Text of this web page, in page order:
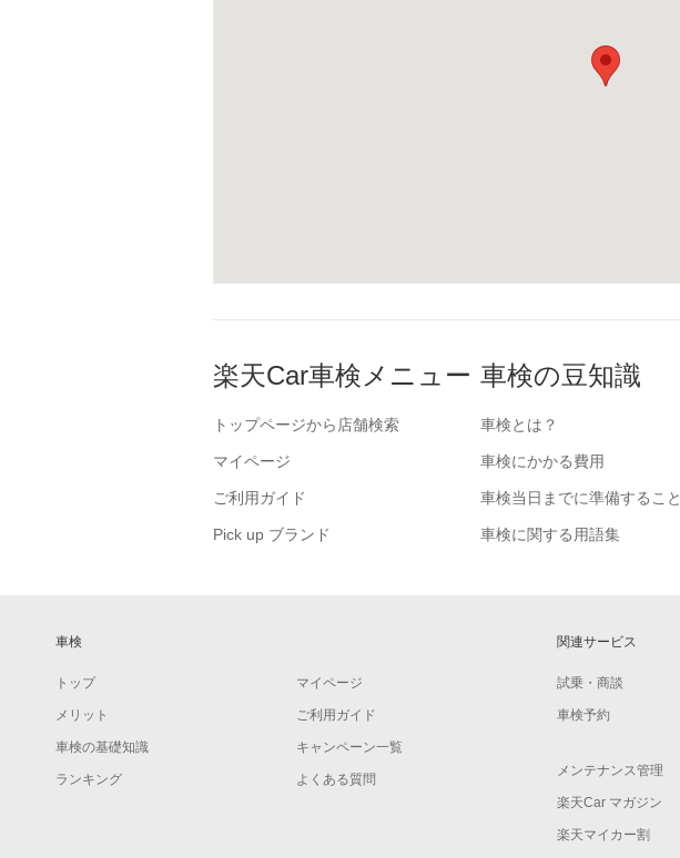
楽天Car車検メニュー
トップページから店舗検索
マイページ
ご利用ガイド
Pick up ブランド
車検の豆知識
車検とは？
車検にかかる費用
車検当日までに準備すること
車検に関する用語集
車検
トップ マイページ
メリット ご利用ガイド
車検の基礎知識 キャンペーン一覧
ランキング よくある質問
関連サービス
試乗・商談
車検予約
メンテナンス管理
楽天Car マガジン
楽天マイカー割